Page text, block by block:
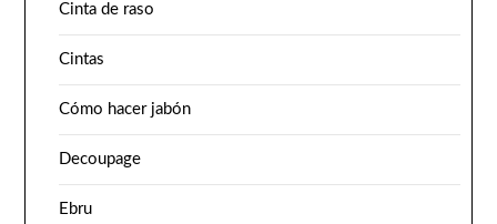
Cinta de raso
Cintas
Cómo hacer jabón
Decoupage
Ebru